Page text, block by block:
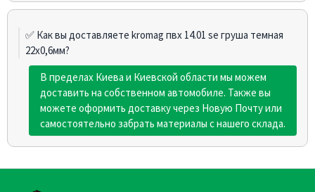
✅ Как вы доставляете kromag пвх 14.01 sе груша темная
22х0,6мм?
В пределах Киева и Киевской области мы можем
доставить на собственном автомобиле. Также вы
можете оформить доставку через Новую Почту или
самостоятельно забрать материалы с нашего склада.